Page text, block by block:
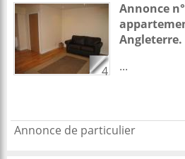
4
Annonce
Angleterre.
...
Annonce de particulier